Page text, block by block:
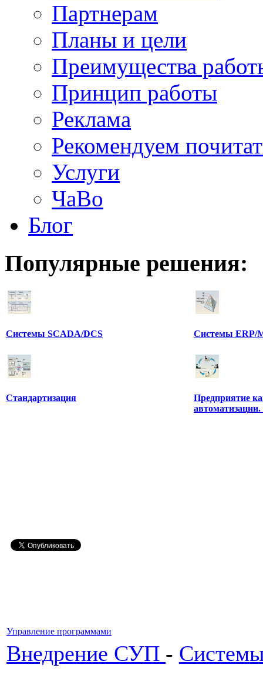
Партнерам
Планы и цели
Преимущества
Принцип работы
Реклама
Рекомендуем
Услуги
ЧаВо
Блог
Популярные решения:
Системы SCADA/DCS Системы ERP/
Стандартизация
Предприятие
Управление программами
Внедрение СУП -